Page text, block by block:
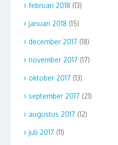
februari 2018 (13)
januari 2018 (15)
december 2017 (18)
november 2017 (17)
oktober 2017 (13)
september 2017 (21)
augustus 2017 (12)
juli 2017 (11)